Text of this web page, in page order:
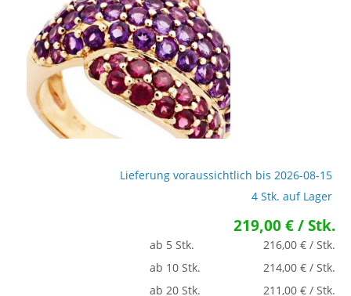
Lieferung voraussichtlich bis 2026-08-15
4 Stk. auf Lager
219,00 € / Stk.
ab 5 Stk.
216,00 € / Stk.
ab 10 Stk.
214,00 € / Stk.
ab 20 Stk.
211,00 € / Stk.